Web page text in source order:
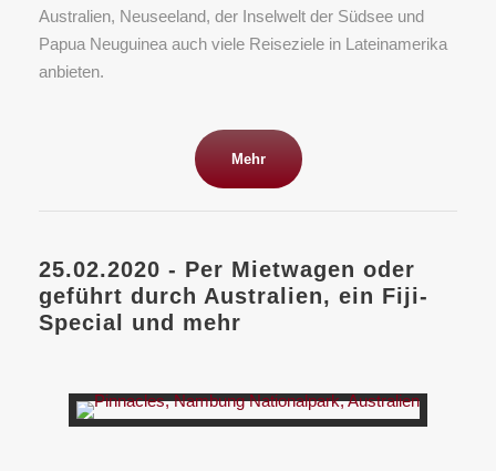
Australien, Neuseeland, der Inselwelt der Südsee und
Papua Neuguinea auch viele Reiseziele in Lateinamerika
anbieten.
Mehr
25.02.2020 - Per Mietwagen oder
geführt durch Australien, ein Fiji-
Special und mehr